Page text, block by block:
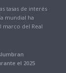
tasas de interés
mundial ha
marco del Real
el 2025